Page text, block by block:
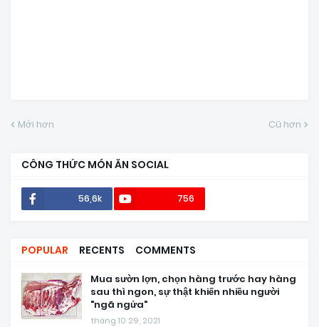
Mới hơn Cũ hơn
CÔNG THỨC MÓN ĂN SOCIAL
56,6k 756
POPULAR RECENTS COMMENTS
Mua sườn lợn, chọn hàng trước hay hàng
sau thì ngon, sự thật khiến nhiều người
"ngã ngửa"
tháng 10 29, 2021